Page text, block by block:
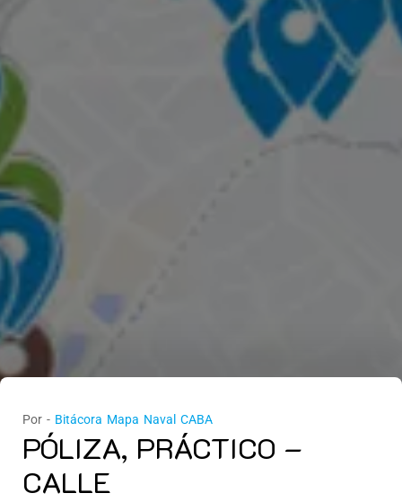
Por - Bitácora Mapa Naval CABA
PÓLIZA, PRÁCTICO –
CALLE